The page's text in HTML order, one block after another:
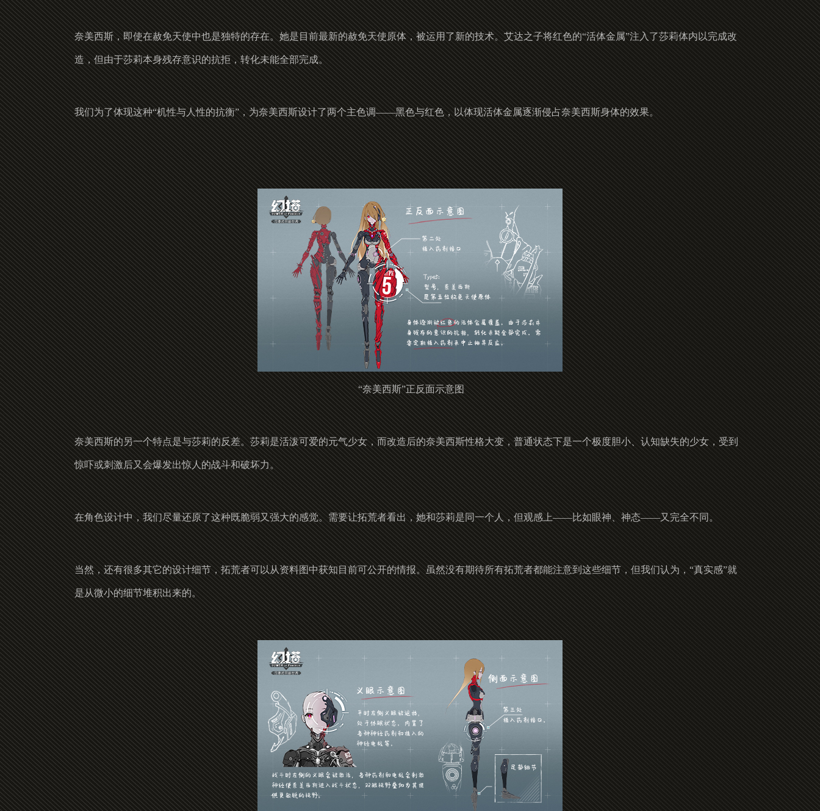
奈美西斯，即使在赦免天使中也是独特的存在。她是目前最新的赦免天使原体，被运用了新的技术。艾达之子将红色的“活体金属”注入了莎莉体内以完成改
造，但由于莎莉本身残存意识的抗拒，转化未能全部完成。
我们为了体现这种“机性与人性的抗衡”，为奈美西斯设计了两个主色调——黑色与红色，以体现活体金属逐渐侵占奈美西斯身体的效果。
“奈美西斯”正反面示意图
奈美西斯的另一个特点是与莎莉的反差。莎莉是活泼可爱的元气少女，而改造后的奈美西斯性格大变，普通状态下是一个极度胆小、认知缺失的少女，受到
惊吓或刺激后又会爆发出惊人的战斗和破坏力。
在角色设计中，我们尽量还原了这种既脆弱又强大的感觉。需要让拓荒者看出，她和莎莉是同一个人，但观感上——比如眼神、神态——又完全不同。
当然，还有很多其它的设计细节，拓荒者可以从资料图中获知目前可公开的情报。虽然没有期待所有拓荒者都能注意到这些细节，但我们认为，“真实感”就
是从微小的细节堆积出来的。